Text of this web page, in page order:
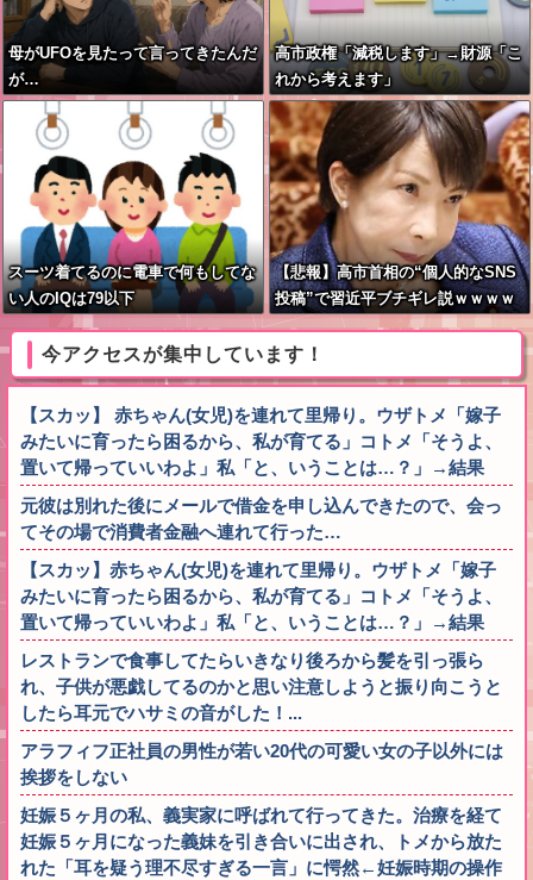
母がUFOを見たって言ってきたんだ
が…
高市政権「減税します」→財源「こ
れから考えます」
スーツ着てるのに電車で何もしてな
い人のIQは79以下
【悲報】高市首相の“個人的なSNS
投稿”で習近平ブチギレ説ｗｗｗｗ
ｗ
今アクセスが集中しています！
【スカッ】 赤ちゃん(女児)を連れて里帰り。ウザトメ「嫁子
みたいに育ったら困るから、私が育てる」コトメ「そうよ、
置いて帰っていいわよ」私「と、いうことは…？」→結果
元彼は別れた後にメールで借金を申し込んできたので、会っ
てその場で消費者金融へ連れて行った…
【スカッ】赤ちゃん(女児)を連れて里帰り。ウザトメ「嫁子
みたいに育ったら困るから、私が育てる」コトメ「そうよ、
置いて帰っていいわよ」私「と、いうことは…？」→結果
レストランで食事してたらいきなり後ろから髪を引っ張ら
れ、子供が悪戯してるのかと思い注意しようと振り向こうと
したら耳元でハサミの音がした！...
アラフィフ正社員の男性が若い20代の可愛い女の子以外には
挨拶をしない
妊娠５ヶ月の私、義実家に呼ばれて行ってきた。治療を経て
妊娠５ヶ月になった義妹を引き合いに出され、トメから放た
れた「耳を疑う理不尽すぎる一言」に愕然←妊娠時期の操作